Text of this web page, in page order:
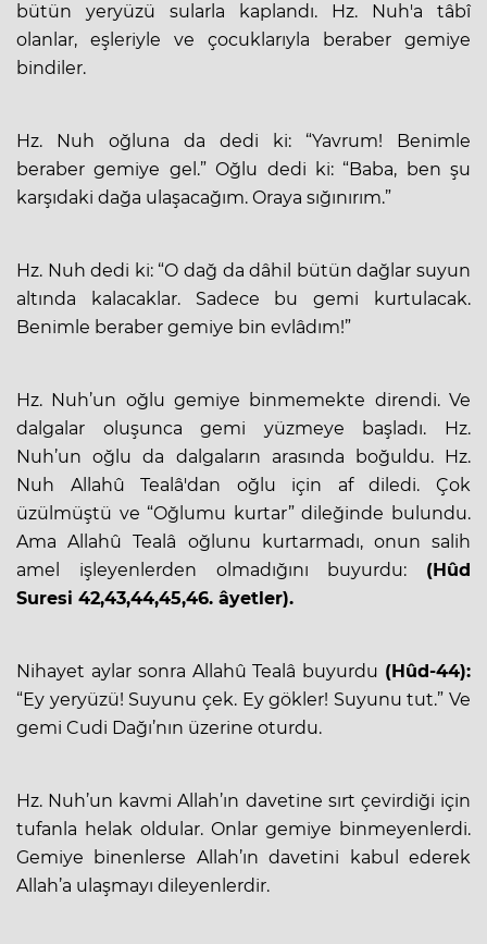
bütün yeryüzü sularla kaplandı. Hz. Nuh'a tâbî
olanlar, eşleriyle ve çocuklarıyla beraber gemiye
bindiler.
Hz. Nuh oğluna da dedi ki: “Yavrum! Benimle
beraber gemiye gel.” Oğlu dedi ki: “Baba, ben şu
karşıdaki dağa ulaşacağım. Oraya sığınırım.”
Hz. Nuh dedi ki: “O dağ da dâhil bütün dağlar suyun
altında kalacaklar. Sadece bu gemi kurtulacak.
Benimle beraber gemiye bin evlâdım!”
Hz. Nuh’un oğlu gemiye binmemekte direndi. Ve
dalgalar oluşunca gemi yüzmeye başladı. Hz.
Nuh’un oğlu da dalgaların arasında boğuldu. Hz.
Nuh Allahû Tealâ'dan oğlu için af diledi. Çok
üzülmüştü ve “Oğlumu kurtar” dileğinde bulundu.
Ama Allahû Tealâ oğlunu kurtarmadı, onun salih
amel işleyenlerden olmadığını buyurdu: (Hûd
Suresi 42,43,44,45,46. âyetler).
Nihayet aylar sonra Allahû Tealâ buyurdu (Hûd-44):
“Ey yeryüzü! Suyunu çek. Ey gökler! Suyunu tut.” Ve
gemi Cudi Dağı’nın üzerine oturdu.
Hz. Nuh’un kavmi Allah’ın davetine sırt çevirdiği için
tufanla helak oldular. Onlar gemiye binmeyenlerdi.
Gemiye binenlerse Allah’ın davetini kabul ederek
Allah’a ulaşmayı dileyenlerdir.